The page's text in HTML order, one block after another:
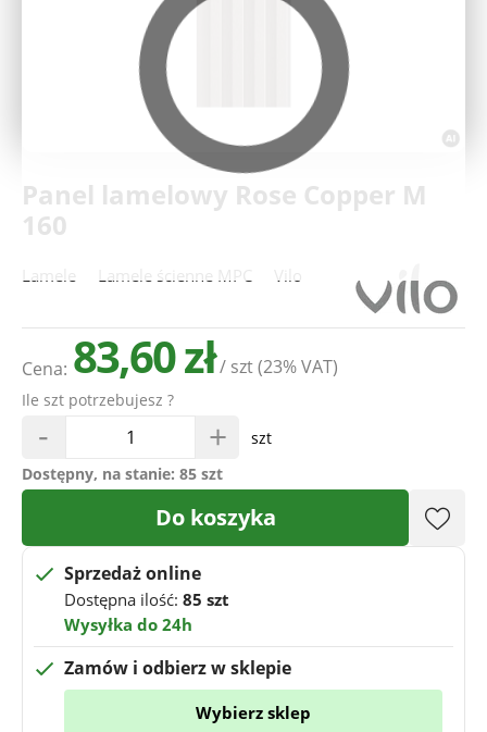
Panel lamelowy Rose Copper M
160
Lamele Lamele ścienne MPC Vilo
Cena: 83,60 zł/ szt(23% VAT)
Ile szt potrzebujesz ?
- +
szt
Dostępny, na stanie: 85 szt
Do koszyka
Sprzedaż online
Dostępna ilość: 85 szt
Wysyłka do 24h
Zamów i odbierz w sklepie
Wybierz sklep